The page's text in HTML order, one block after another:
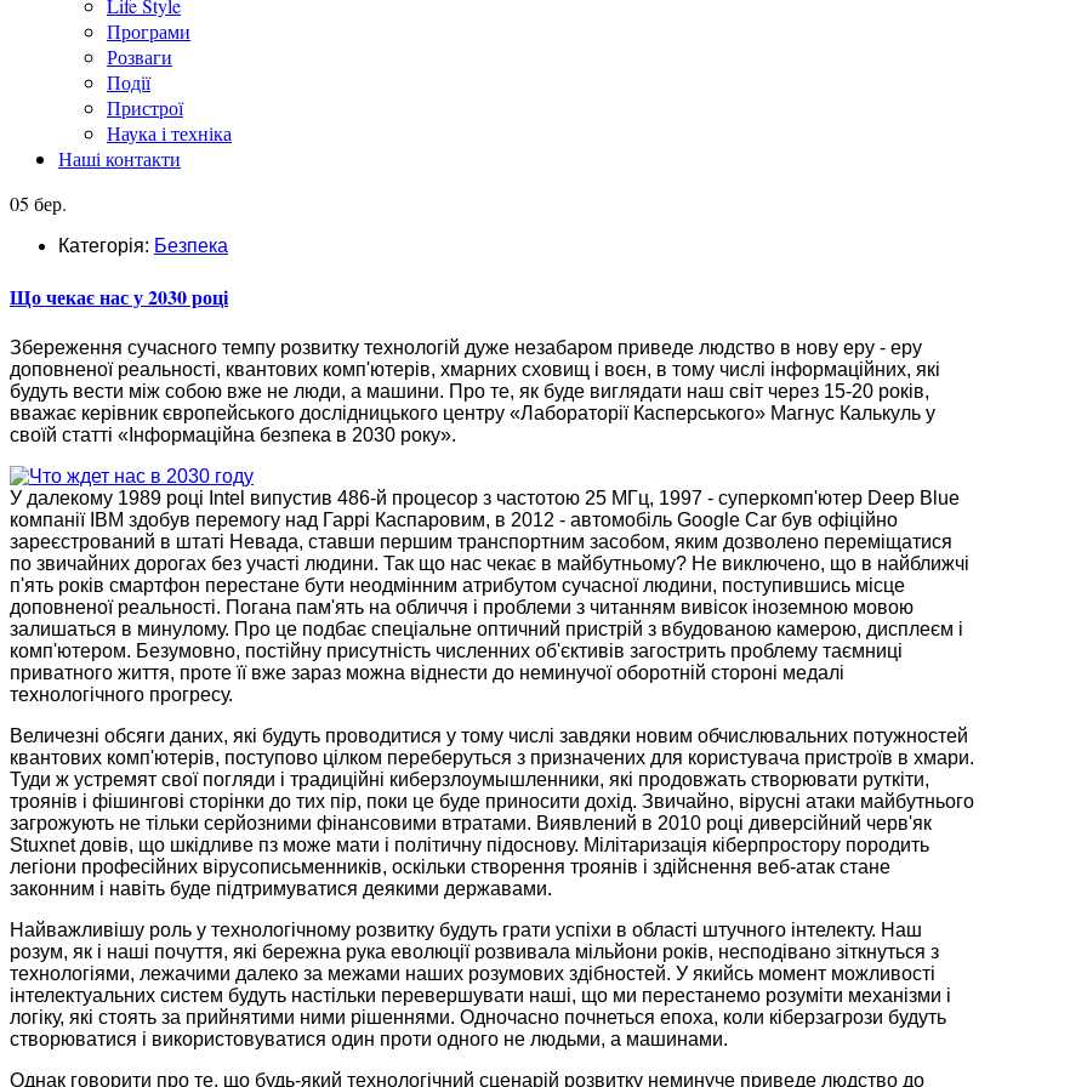
Life Style
Програми
Розваги
Події
Пристрої
Наука і техніка
Наші контакти
05 бер.
Категорія: Безпека
Що чекає нас у 2030 році
Збереження сучасного темпу розвитку технологій дуже незабаром приведе людство в нову еру - еру
доповненої реальності, квантових комп'ютерів, хмарних сховищ і воєн, в тому числі інформаційних, які
будуть вести між собою вже не люди, а машини. Про те, як буде виглядати наш світ через 15-20 років,
вважає керівник європейського дослідницького центру «Лабораторії Касперського» Магнус Калькуль у
своїй статті «Інформаційна безпека в 2030 року».
У далекому 1989 році Intel випустив 486-й процесор з частотою 25 МГц, 1997 - суперкомп'ютер Deep Blue
компанії IBM здобув перемогу над Гаррі Каспаровим, в 2012 - автомобіль Google Car був офіційно
зареєстрований в штаті Невада, ставши першим транспортним засобом, яким дозволено переміщатися
по звичайних дорогах без участі людини. Так що нас чекає в майбутньому? Не виключено, що в найближчі
п'ять років смартфон перестане бути неодмінним атрибутом сучасної людини, поступившись місце
доповненої реальності. Погана пам'ять на обличчя і проблеми з читанням вивісок іноземною мовою
залишаться в минулому. Про це подбає спеціальне оптичний пристрій з вбудованою камерою, дисплеєм і
комп'ютером. Безумовно, постійну присутність численних об'єктивів загострить проблему таємниці
приватного життя, проте її вже зараз можна віднести до неминучої оборотній стороні медалі
технологічного прогресу.
Величезні обсяги даних, які будуть проводитися у тому числі завдяки новим обчислювальних потужностей
квантових комп'ютерів, поступово цілком переберуться з призначених для користувача пристроїв в хмари.
Туди ж устремят свої погляди і традиційні киберзлоумышленники, які продовжать створювати руткіти,
троянів і фішингові сторінки до тих пір, поки це буде приносити дохід. Звичайно, вірусні атаки майбутнього
загрожують не тільки серйозними фінансовими втратами. Виявлений в 2010 році диверсійний черв'як
Stuxnet довів, що шкідливе пз може мати і політичну підоснову. Мілітаризація кіберпростору породить
легіони професійних вірусописьменників, оскільки створення троянів і здійснення веб-атак стане
законним і навіть буде підтримуватися деякими державами.
Найважливішу роль у технологічному розвитку будуть грати успіхи в області штучного інтелекту. Наш
розум, як і наші почуття, які бережна рука еволюції розвивала мільйони років, несподівано зіткнуться з
технологіями, лежачими далеко за межами наших розумових здібностей. У якийсь момент можливості
інтелектуальних систем будуть настільки перевершувати наші, що ми перестанемо розуміти механізми і
логіку, які стоять за прийнятими ними рішеннями. Одночасно почнеться епоха, коли кіберзагрози будуть
створюватися і використовуватися один проти одного не людьми, а машинами.
Однак говорити про те, що будь-який технологічний сценарій розвитку неминуче приведе людство до